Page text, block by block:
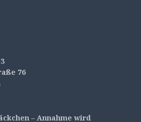
76
– Annahme wird